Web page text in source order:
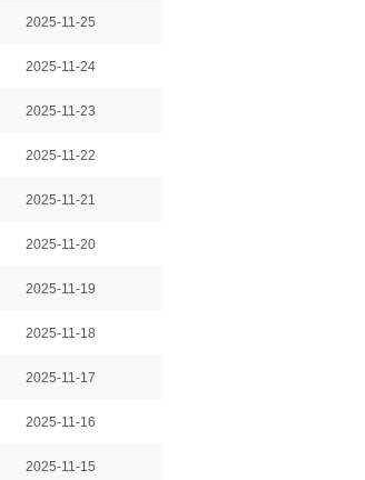
2025-11-25
2025-11-24
2025-11-23
2025-11-22
2025-11-21
2025-11-20
2025-11-19
2025-11-18
2025-11-17
2025-11-16
2025-11-15